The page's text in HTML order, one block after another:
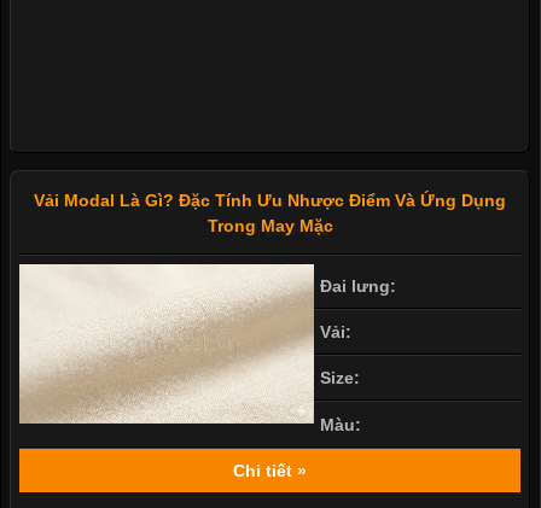
Vải Modal Là Gì? Đặc Tính Ưu Nhược Điểm Và Ứng Dụng
Trong May Mặc
Đai lưng:
Vải:
Size:
Màu:
Chi tiết »